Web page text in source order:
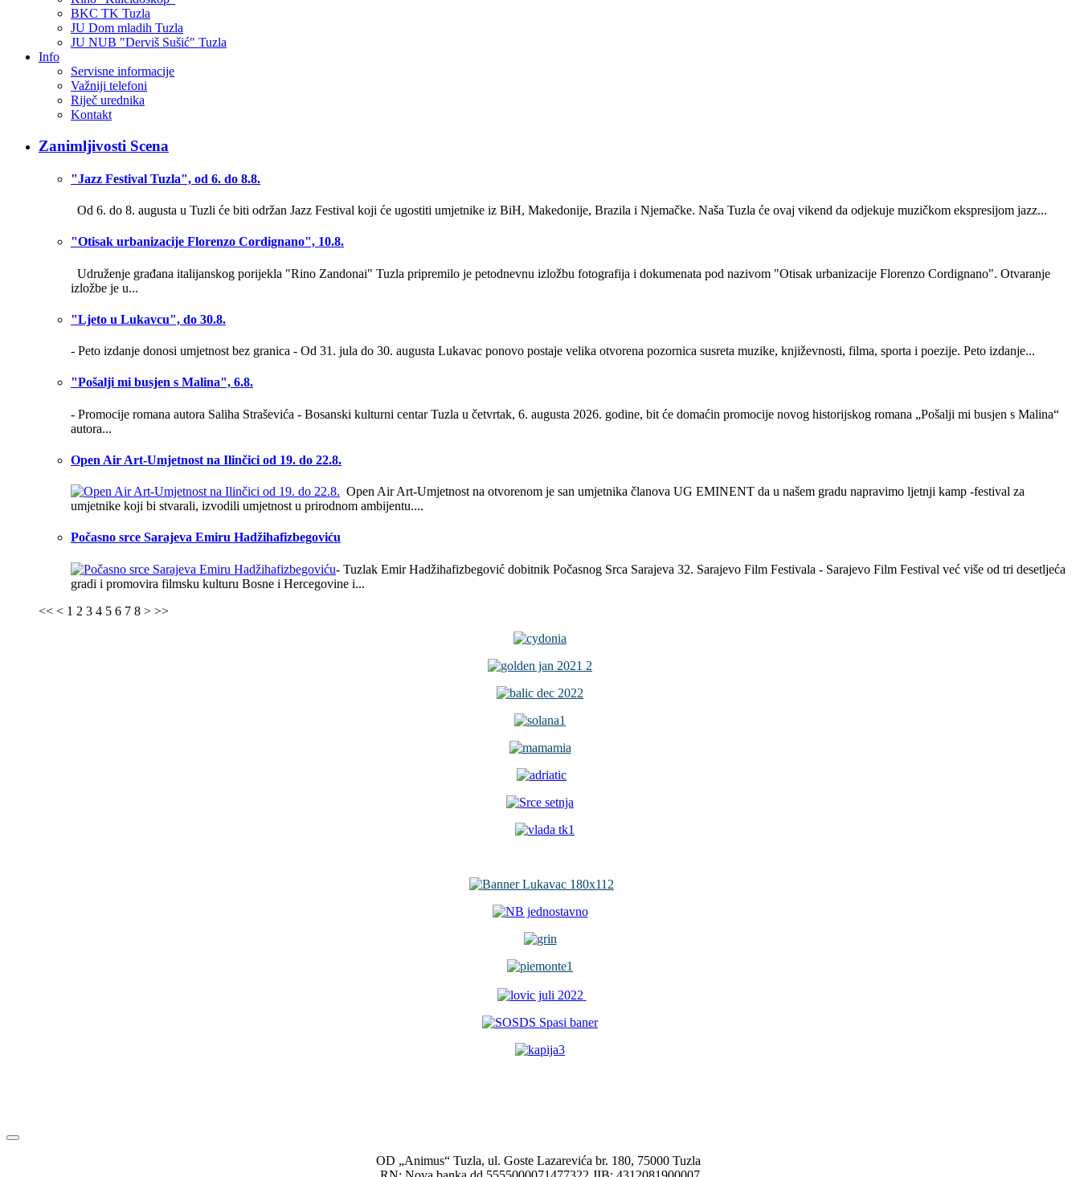
BKC TK Tuzla
JU Dom mladih Tuzla
JU NUB "Derviš Sušić" Tuzla
Info
Servisne informacije
Važniji telefoni
Riječ urednika
Kontakt
Zanimljivosti Scena
"Jazz Festival Tuzla", od 6. do 8.8.
Od 6. do 8. augusta u Tuzli će biti održan Jazz Festival koji će ugostiti umjetnike iz BiH, Makedonije, Brazila i Njemačke. Naša Tuzla će ovaj vikend da odjekuje muzičkom ekspresijom jazz...
"Otisak urbanizacije Florenzo Cordignano", 10.8.
Udruženje građana italijanskog porijekla "Rino Zandonai" Tuzla pripremilo je petodnevnu izložbu fotografija i dokumenata pod nazivom "Otisak urbanizacije Florenzo Cordignano". Otvaranje
izložbe je u...
"Ljeto u Lukavcu", do 30.8.
- Peto izdanje donosi umjetnost bez granica - Od 31. jula do 30. augusta Lukavac ponovo postaje velika otvorena pozornica susreta muzike, književnosti, filma, sporta i poezije. Peto izdanje...
"Pošalji mi busjen s Malina", 6.8.
- Promocije romana autora Saliha Straševića - Bosanski kulturni centar Tuzla u četvrtak, 6. augusta 2026. godine, bit će domaćin promocije novog historijskog romana „Pošalji mi busjen s Malina“
autora...
Open Air Art-Umjetnost na Ilinčici od 19. do 22.8.
Open Air Art-Umjetnost na otvorenom je san umjetnika članova UG EMINENT da u našem gradu napravimo ljetnji kamp -festival za
umjetnike koji bi stvarali, izvodili umjetnost u prirodnom ambijentu....
Počasno srce Sarajeva Emiru Hadžihafizbegoviću
- Tuzlak Emir Hadžihafizbegović dobitnik Počasnog Srca Sarajeva 32. Sarajevo Film Festivala - Sarajevo Film Festival već više od tri desetljeća
gradi i promovira filmsku kulturu Bosne i Hercegovine i...
<< < 1 2 3 4 5 6 7 8 > >>
OD „Animus“ Tuzla, ul. Goste Lazarevića br. 180, 75000 Tuzla